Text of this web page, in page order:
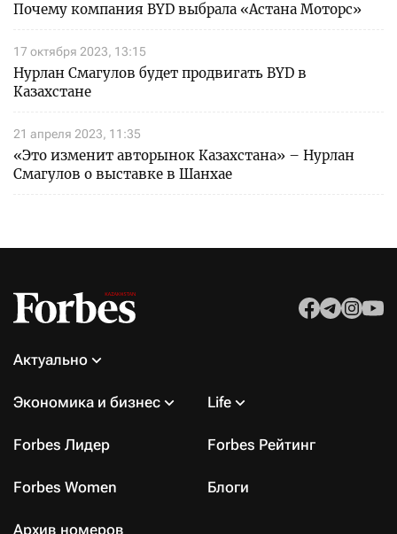
Почему компания BYD выбрала «Астана Моторс»
17 октября 2023, 13:15
Нурлан Смагулов будет продвигать BYD в
Казахстане
21 апреля 2023, 11:35
«Это изменит авторынок Казахстана» – Нурлан
Смагулов о выставке в Шанхае
Актуально
Экономика и бизнес Life
Forbes Лидер Forbes Рейтинг
Forbes Women Блоги
Архив номеров